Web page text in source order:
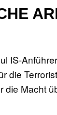
IS-
die
die Macht